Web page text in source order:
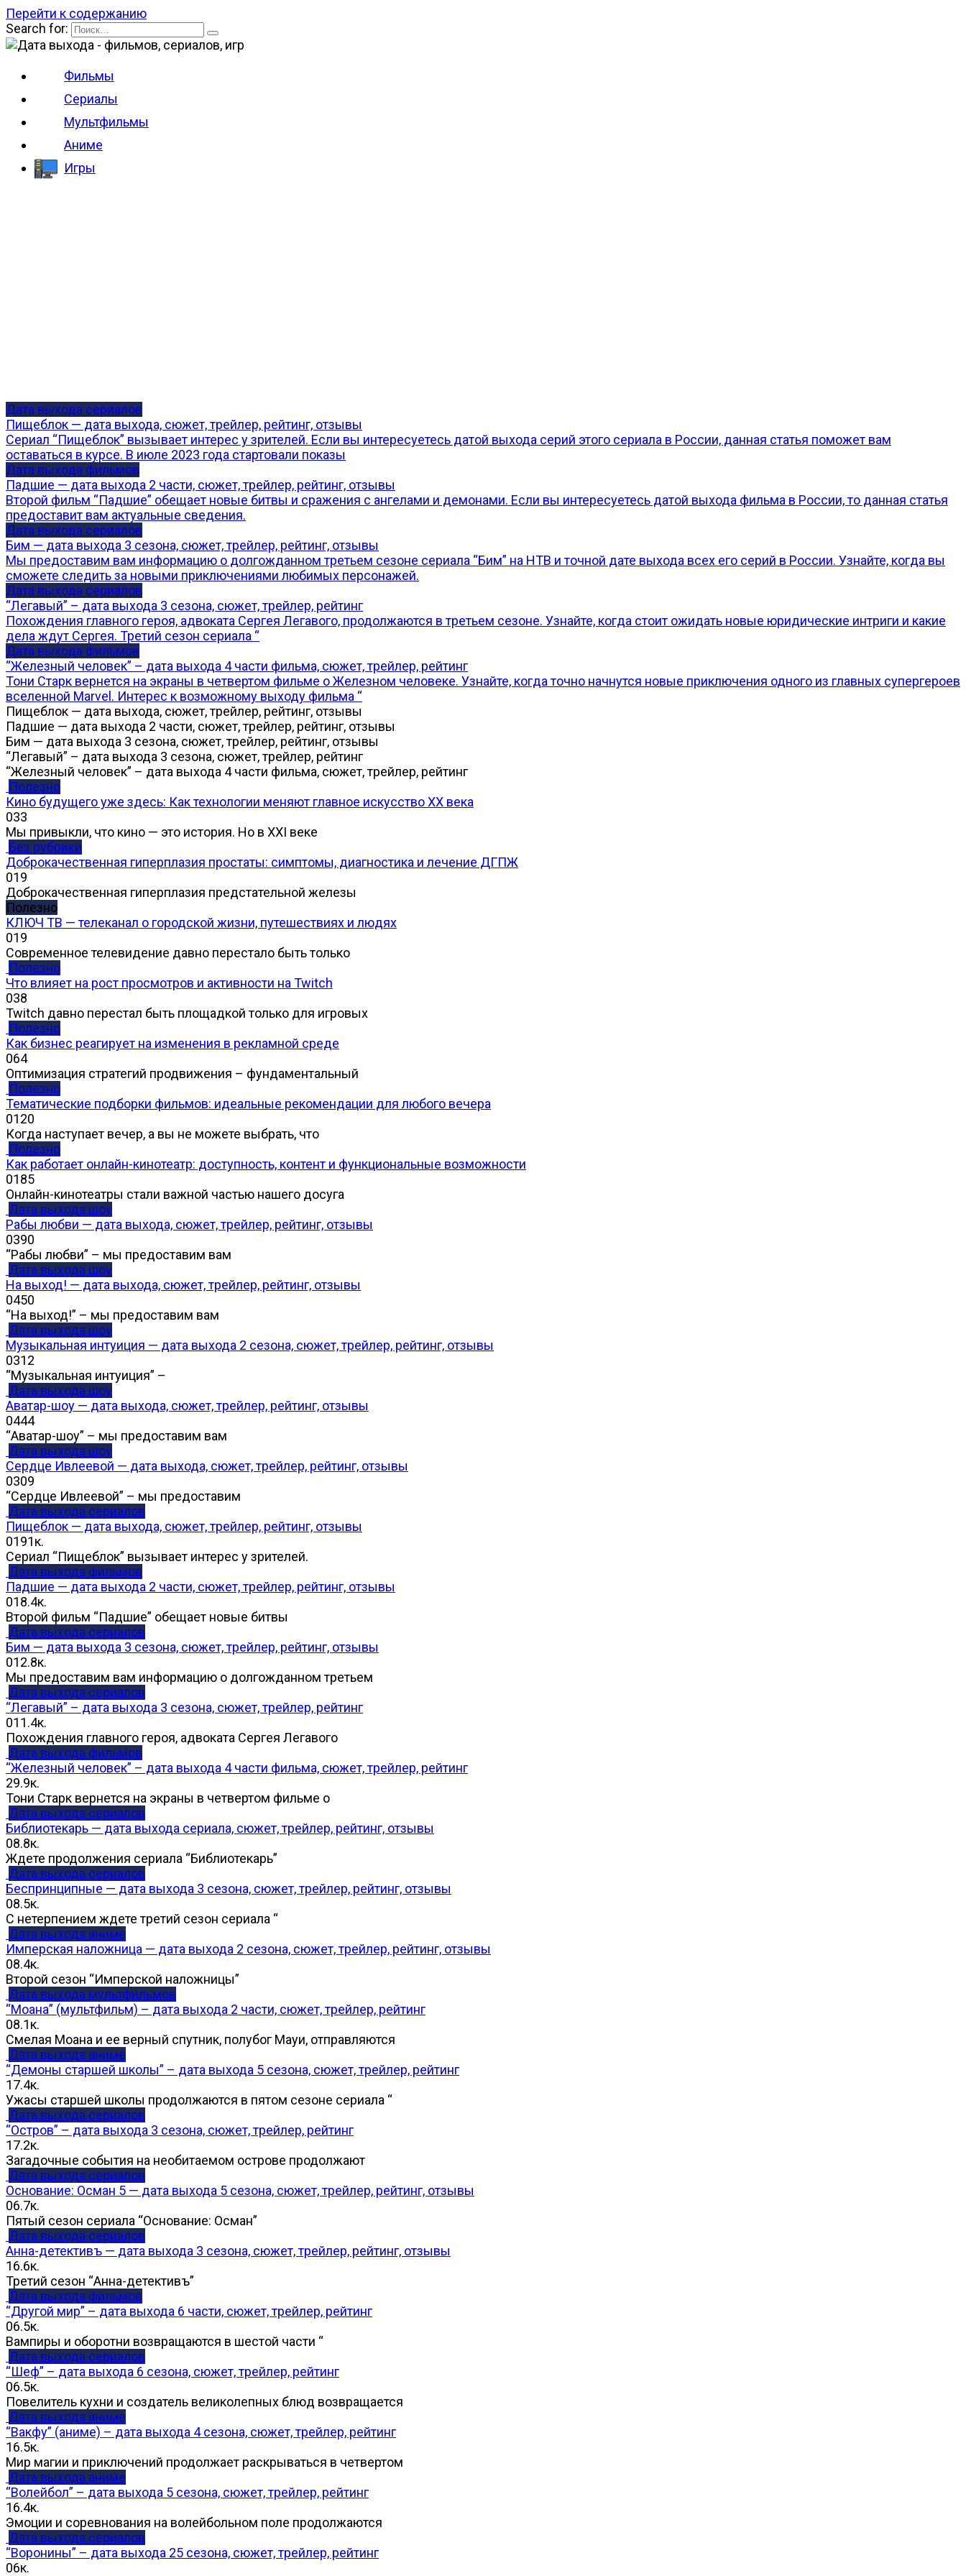
Перейти к содержанию
Search for:
Фильмы
Сериалы
Мультфильмы
Аниме
Игры
Дата выхода сериалов
Пищеблок — дата выхода, сюжет, трейлер, рейтинг, отзывы
Сериал “Пищеблок” вызывает интерес у зрителей. Если вы интересуетесь датой выхода серий этого сериала в России, данная статья поможет вам
оставаться в курсе. В июле 2023 года стартовали показы
Дата выхода фильмов
Падшие — дата выхода 2 части, сюжет, трейлер, рейтинг, отзывы
Второй фильм “Падшие” обещает новые битвы и сражения с ангелами и демонами. Если вы интересуетесь датой выхода фильма в России, то данная статья
предоставит вам актуальные сведения.
Дата выхода сериалов
Бим — дата выхода 3 сезона, сюжет, трейлер, рейтинг, отзывы
Мы предоставим вам информацию о долгожданном третьем сезоне сериала “Бим” на НТВ и точной дате выхода всех его серий в России. Узнайте, когда вы
сможете следить за новыми приключениями любимых персонажей.
Дата выхода сериалов
“Легавый” – дата выхода 3 сезона, сюжет, трейлер, рейтинг
Похождения главного героя, адвоката Сергея Легавого, продолжаются в третьем сезоне. Узнайте, когда стоит ожидать новые юридические интриги и какие
дела ждут Сергея. Третий сезон сериала “
Дата выхода фильмов
“Железный человек” – дата выхода 4 части фильма, сюжет, трейлер, рейтинг
Тони Старк вернется на экраны в четвертом фильме о Железном человеке. Узнайте, когда точно начнутся новые приключения одного из главных супергероев
вселенной Marvel. Интерес к возможному выходу фильма “
Пищеблок — дата выхода, сюжет, трейлер, рейтинг, отзывы
Падшие — дата выхода 2 части, сюжет, трейлер, рейтинг, отзывы
Бим — дата выхода 3 сезона, сюжет, трейлер, рейтинг, отзывы
“Легавый” – дата выхода 3 сезона, сюжет, трейлер, рейтинг
“Железный человек” – дата выхода 4 части фильма, сюжет, трейлер, рейтинг
Полезно
Кино будущего уже здесь: Как технологии меняют главное искусство XX века
033
Мы привыкли, что кино — это история. Но в XXI веке
Без рубрики
Доброкачественная гиперплазия простаты: симптомы, диагностика и лечение ДГПЖ
019
Доброкачественная гиперплазия предстательной железы
Полезно
КЛЮЧ ТВ — телеканал о городской жизни, путешествиях и людях
019
Современное телевидение давно перестало быть только
Полезно
Что влияет на рост просмотров и активности на Twitch
038
Twitch давно перестал быть площадкой только для игровых
Полезно
Как бизнес реагирует на изменения в рекламной среде
064
Оптимизация стратегий продвижения – фундаментальный
Полезно
Тематические подборки фильмов: идеальные рекомендации для любого вечера
0120
Когда наступает вечер, а вы не можете выбрать, что
Полезно
Как работает онлайн-кинотеатр: доступность, контент и функциональные возможности
0185
Онлайн-кинотеатры стали важной частью нашего досуга
Дата выхода шоу
Рабы любви — дата выхода, сюжет, трейлер, рейтинг, отзывы
0390
“Рабы любви” – мы предоставим вам
Дата выхода шоу
На выход! — дата выхода, сюжет, трейлер, рейтинг, отзывы
0450
“На выход!” – мы предоставим вам
Дата выхода шоу
Музыкальная интуиция — дата выхода 2 сезона, сюжет, трейлер, рейтинг, отзывы
0312
“Музыкальная интуиция” –
Дата выхода шоу
Аватар-шоу — дата выхода, сюжет, трейлер, рейтинг, отзывы
0444
“Аватар-шоу” – мы предоставим вам
Дата выхода шоу
Сердце Ивлеевой — дата выхода, сюжет, трейлер, рейтинг, отзывы
0309
“Сердце Ивлеевой” – мы предоставим
Дата выхода сериалов
Пищеблок — дата выхода, сюжет, трейлер, рейтинг, отзывы
0191к.
Сериал “Пищеблок” вызывает интерес у зрителей.
Дата выхода фильмов
Падшие — дата выхода 2 части, сюжет, трейлер, рейтинг, отзывы
018.4к.
Второй фильм “Падшие” обещает новые битвы
Дата выхода сериалов
Бим — дата выхода 3 сезона, сюжет, трейлер, рейтинг, отзывы
012.8к.
Мы предоставим вам информацию о долгожданном третьем
Дата выхода сериалов
“Легавый” – дата выхода 3 сезона, сюжет, трейлер, рейтинг
011.4к.
Похождения главного героя, адвоката Сергея Легавого
Дата выхода фильмов
“Железный человек” – дата выхода 4 части фильма, сюжет, трейлер, рейтинг
29.9к.
Тони Старк вернется на экраны в четвертом фильме о
Дата выхода сериалов
Библиотекарь — дата выхода сериала, сюжет, трейлер, рейтинг, отзывы
08.8к.
Ждете продолжения сериала “Библиотекарь”
Дата выхода сериалов
Беспринципные — дата выхода 3 сезона, сюжет, трейлер, рейтинг, отзывы
08.5к.
С нетерпением ждете третий сезон сериала “
Дата выхода аниме
Имперская наложница — дата выхода 2 сезона, сюжет, трейлер, рейтинг, отзывы
08.4к.
Второй сезон “Имперской наложницы”
Дата выхода мультфильмов
“Моана” (мультфильм) – дата выхода 2 части, сюжет, трейлер, рейтинг
08.1к.
Смелая Моана и ее верный спутник, полубог Мауи, отправляются
Дата выхода аниме
“Демоны старшей школы” – дата выхода 5 сезона, сюжет, трейлер, рейтинг
17.4к.
Ужасы старшей школы продолжаются в пятом сезоне сериала “
Дата выхода сериалов
“Остров” – дата выхода 3 сезона, сюжет, трейлер, рейтинг
17.2к.
Загадочные события на необитаемом острове продолжают
Дата выхода сериалов
Основание: Осман 5 — дата выхода 5 сезона, сюжет, трейлер, рейтинг, отзывы
06.7к.
Пятый сезон сериала “Основание: Осман”
Дата выхода сериалов
Анна-детективъ — дата выхода 3 сезона, сюжет, трейлер, рейтинг, отзывы
16.6к.
Третий сезон “Анна-детективъ”
Дата выхода фильмов
“Другой мир” – дата выхода 6 части, сюжет, трейлер, рейтинг
06.5к.
Вампиры и оборотни возвращаются в шестой части “
Дата выхода сериалов
“Шеф” – дата выхода 6 сезона, сюжет, трейлер, рейтинг
06.5к.
Повелитель кухни и создатель великолепных блюд возвращается
Дата выхода аниме
“Вакфу” (аниме) – дата выхода 4 сезона, сюжет, трейлер, рейтинг
16.5к.
Мир магии и приключений продолжает раскрываться в четвертом
Дата выхода аниме
“Волейбол” – дата выхода 5 сезона, сюжет, трейлер, рейтинг
16.4к.
Эмоции и соревнования на волейбольном поле продолжаются
Дата выхода сериалов
“Воронины” – дата выхода 25 сезона, сюжет, трейлер, рейтинг
06к.